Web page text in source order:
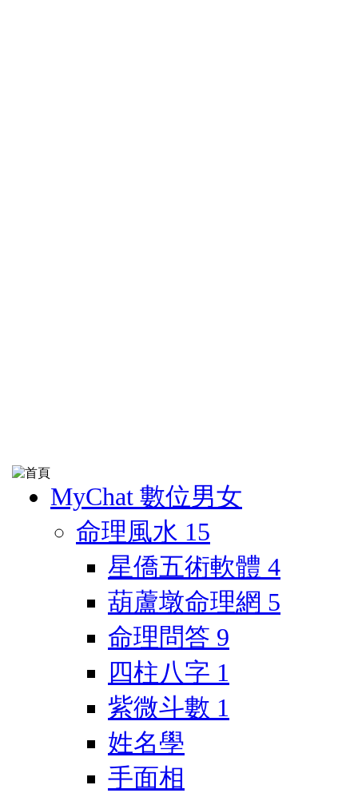
MyChat 數位男女
命理風水 15
星僑五術軟體 4
葫蘆墩命理網 5
命理問答 9
四柱八字 1
紫微斗數 1
姓名學
手面相